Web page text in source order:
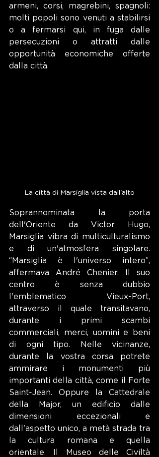
armeni, corsi, magrebini, spagnoli:
molti popoli sono venuti a stabilirsi
o a fermarsi qui, in fuga dalle
persecuzioni o attratti dalle
opportunità economiche offerte
dalla città.
La città di Marsiglia vista dall'alto
Soprannominata la porta
dell'Oriente da Victor Hugo,
Marsiglia vibra di multiculturalismo
e di un'atmosfera singolare.
“Marsiglia è l'universo intero”,
affermava André Chenier. Il suo
centro è senza dubbio
l'emblematico Vieux-Port,
attraverso il quale transitavano,
durante i primi scambi
commerciali, merci, uomini e beni
di ogni tipo. Nelle vicinanze,
durante la vostra corsa potrete
ammirare i monumenti più
importanti della città, come il Forte
Saint-Jean. Oppure la Cattedrale
della Major, un edificio dalle
dimensioni eccezionali e
dall'aspetto unico, a metà strada tra
la cultura romana e quella
orientale. Il Museo delle Civiltà